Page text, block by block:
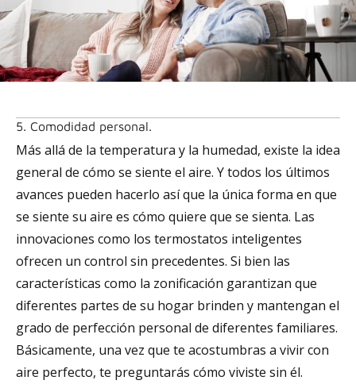
5. Comodidad personal.
Más allá de la temperatura y la humedad, existe la idea
general de cómo se siente el aire. Y todos los últimos
avances pueden hacerlo así que la única forma en que
se siente su aire es cómo quiere que se sienta. Las
innovaciones como los termostatos inteligentes
ofrecen un control sin precedentes. Si bien las
características como la zonificación garantizan que
diferentes partes de su hogar brinden y mantengan el
grado de perfección personal de diferentes familiares.
Básicamente, una vez que te acostumbras a vivir con
aire perfecto, te preguntarás cómo viviste sin él.